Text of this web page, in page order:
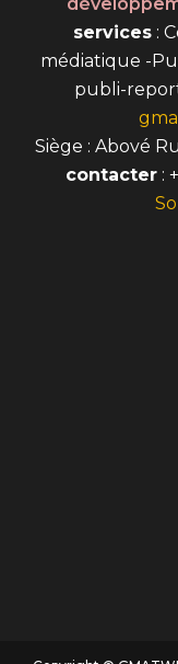
services:
médiatique -
publi-
Siège : Abové
contacter :